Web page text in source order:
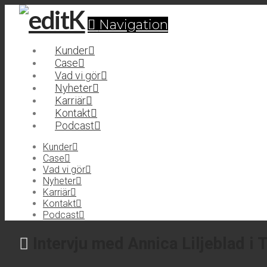
Navigation
Kunder
Case
Vad vi gör
Nyheter
Karriär
Kontakt
Podcast
Kunder
Case
Vad vi gör
Nyheter
Karriär
Kontakt
Podcast